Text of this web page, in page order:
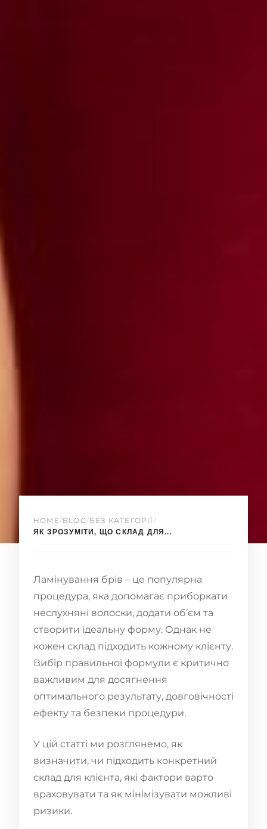
HOME /BLOG /БЕЗ КАТЕГОРІЇ /
ЯК ЗРОЗУМІТИ, ЩО СКЛАД ДЛЯ...
Ламінування брів – це популярна
процедура, яка допомагає приборкати
неслухняні волоски, додати об’єм та
створити ідеальну форму. Однак не
кожен склад підходить кожному клієнту.
Вибір правильної формули є критично
важливим для досягнення
оптимального результату, довговічності
ефекту та безпеки процедури.
У цій статті ми розглянемо, як
визначити, чи підходить конкретний
склад для клієнта, які фактори варто
враховувати та як мінімізувати можливі
ризики.